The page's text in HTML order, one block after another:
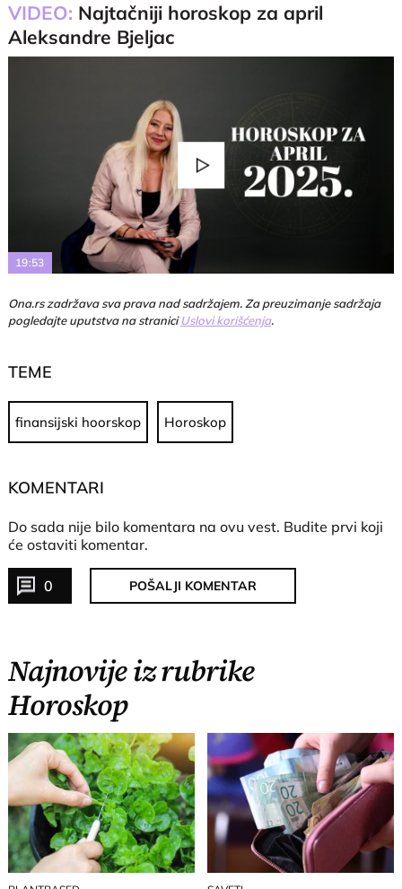
VIDEO: Najtačniji horoskop za april
Aleksandre Bjeljac
Play
19:53
Ona.rs zadržava sva prava nad sadržajem. Za preuzimanje sadržaja
pogledajte uputstva na straniciUslovi korišćenja.
TEME
finansijski hoorskop Horoskop
KOMENTARI
Do sada nije bilo komentara na ovu vest. Budite prvi koji
će ostaviti komentar.
0 POŠALJI KOMENTAR
Najnovije iz rubrike
Horoskop